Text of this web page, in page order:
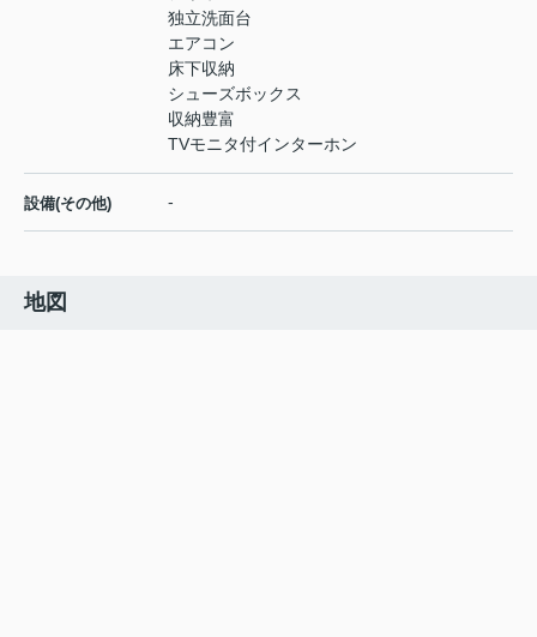
独立洗面台
エアコン
床下収納
シューズボックス
収納豊富
TVモニタ付インターホン
設備(その他) -
地図